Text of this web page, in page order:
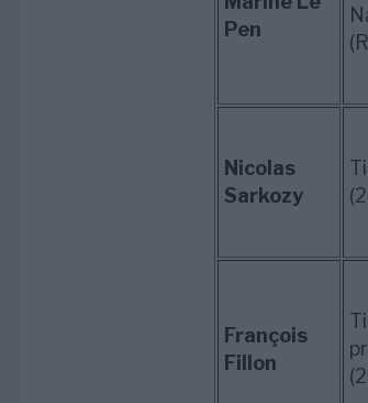
Pen
Nicolas
Sarkozy
François
Fillon